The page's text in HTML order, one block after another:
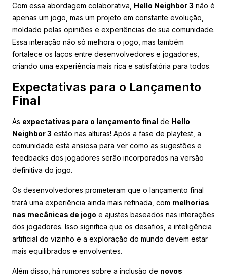
Com essa abordagem colaborativa, Hello Neighbor 3 não é
apenas um jogo, mas um projeto em constante evolução,
moldado pelas opiniões e experiências de sua comunidade.
Essa interação não só melhora o jogo, mas também
fortalece os laços entre desenvolvedores e jogadores,
criando uma experiência mais rica e satisfatória para todos.
Expectativas para o Lançamento
Final
As expectativas para o lançamento final de Hello
Neighbor 3 estão nas alturas! Após a fase de playtest, a
comunidade está ansiosa para ver como as sugestões e
feedbacks dos jogadores serão incorporados na versão
definitiva do jogo.
Os desenvolvedores prometeram que o lançamento final
trará uma experiência ainda mais refinada, com melhorias
nas mecânicas de jogo e ajustes baseados nas interações
dos jogadores. Isso significa que os desafios, a inteligência
artificial do vizinho e a exploração do mundo devem estar
mais equilibrados e envolventes.
Além disso, há rumores sobre a inclusão de novos